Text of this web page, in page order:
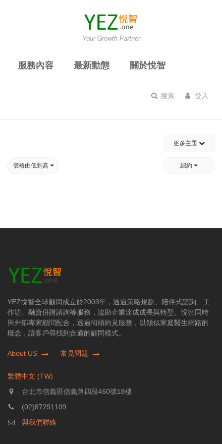
Your Growth Partner
服務內容 最新動態 關於悅智
搜索 登入
更多主題
價格由低到高 紐約
YEZ悅智全球顧問成立於2003年，透過策略規劃、陪伴式諮詢、工
作坊、融資併購諮詢等服務，協助企業達成成長與轉型。悅智同時
與外部專家顧問配合，透過街頭約見服務，以類似家庭醫生網路的
概念，讓客戶尋找到合適的顧問模式。
About US 常見問題
繁體中文 (TW)
台北市信義區信義路四段460號18樓
(02)87291109
與我們聯絡